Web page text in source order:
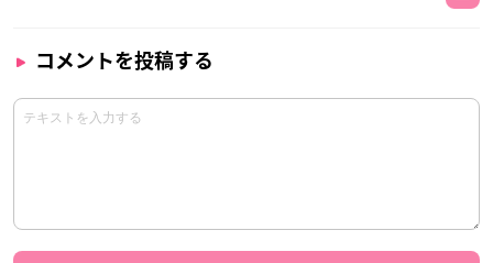
コメントを投稿する